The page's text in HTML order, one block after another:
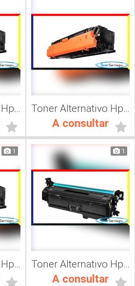
Toner Alternativo Hp CF363A, Impresora Láser Toner Alternativo Hp CF362A, Impresora Láser
A consultar
1
Toner Alternativo Hp CF361A, Impresora Láser
1
Toner Alternativo Hp 201A, Impresora Láser
A consultar